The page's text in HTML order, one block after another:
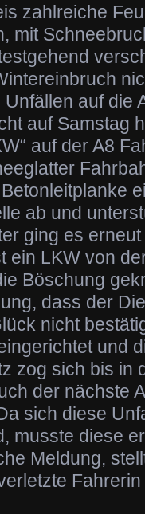
zahlreiche
mit
auf die
auf Samstag
auf der A8
ab und
ging es
ein LKW von
Böschung
dass der
nicht
und
zog sich bis in
der nächste
sich diese
musste diese
Meldung,